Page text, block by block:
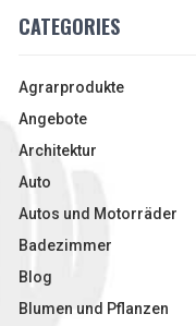
CATEGORIES
Agrarprodukte
Angebote
Architektur
Auto
Autos und Motorräder
Badezimmer
Blog
Blumen und Pflanzen